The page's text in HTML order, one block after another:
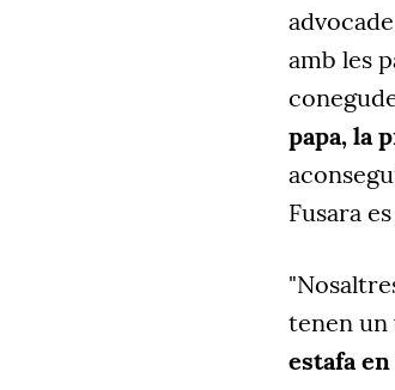
amb les
papa, la
Fusara
tenen un
estafa